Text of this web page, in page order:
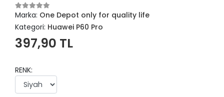
Marka: One Depot only for quality life
Kategori: Huawei P60 Pro
397,90 TL
RENK: